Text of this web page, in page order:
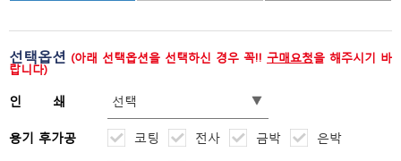
선택옵션 (아래 선택옵션을 선택하신 경우 꼭!! 구매요청을 해주시기 바
랍니다)
인 쇄
용기 후가공 코팅 전사 금박 은박